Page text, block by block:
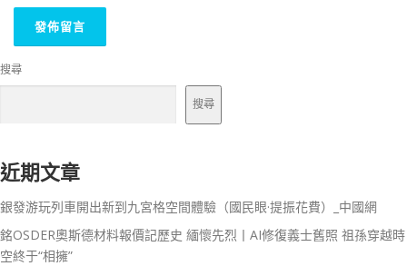
搜尋
搜尋
近期文章
銀發游玩列車開出新到九宮格空間體驗（國民眼·提振花費）_中國網
銘OSDER奧斯德材料報價記歷史 緬懷先烈丨AI修復義士舊照 祖孫穿越時
空終于“相擁”